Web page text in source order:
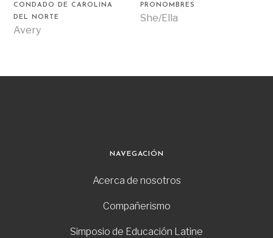
CONDADO DE CAROLINA
DEL NORTE
Avery
PRONOMBRES
She/Ella
NAVEGACIÓN
Acerca de nosotros
Compañerismo
Simposio de Educación Latine